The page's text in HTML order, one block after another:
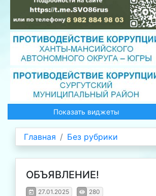
Показать виджеты
Главная Без рубрики
ОБЪЯВЛЕНИЕ!
27.01.2025 280